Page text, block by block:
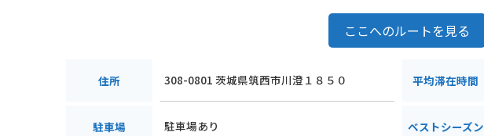
ここへのルートを見る
住所 308-0801 茨城県筑西市川澄１８５０ 平均滞在時間
駐車場 駐車場あり ベストシーズン